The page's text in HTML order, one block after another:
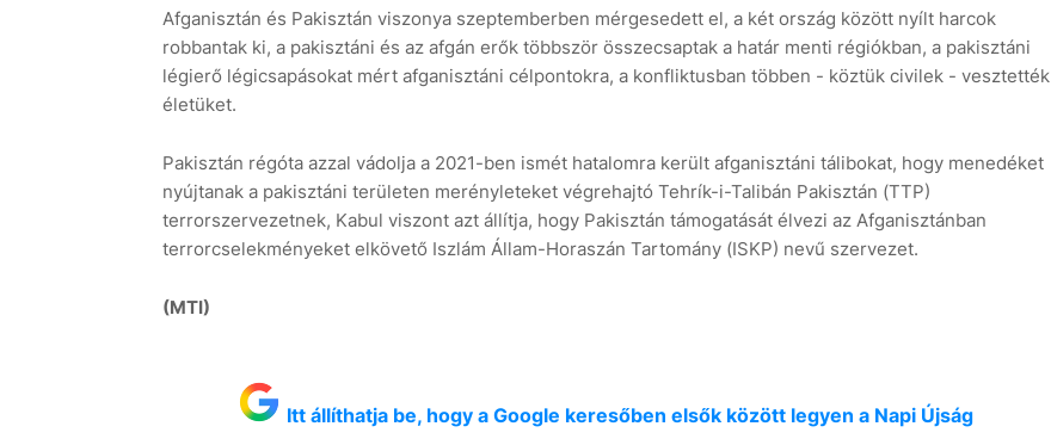
Afganisztán és Pakisztán viszonya szeptemberben mérgesedett el, a két ország között nyílt harcok
robbantak ki, a pakisztáni és az afgán erők többször összecsaptak a határ menti régiókban, a pakisztáni
légierő légicsapásokat mért afganisztáni célpontokra, a konfliktusban többen - köztük civilek - vesztették
életüket.
Pakisztán régóta azzal vádolja a 2021-ben ismét hatalomra került afganisztáni tálibokat, hogy menedéket
nyújtanak a pakisztáni területen merényleteket végrehajtó Tehrík-i-Talibán Pakisztán (TTP)
terrorszervezetnek, Kabul viszont azt állítja, hogy Pakisztán támogatását élvezi az Afganisztánban
terrorcselekményeket elkövető Iszlám Állam-Horaszán Tartomány (ISKP) nevű szervezet.
(MTI)
Itt állíthatja be, hogy a Google keresőben elsők között legyen a Napi Újság